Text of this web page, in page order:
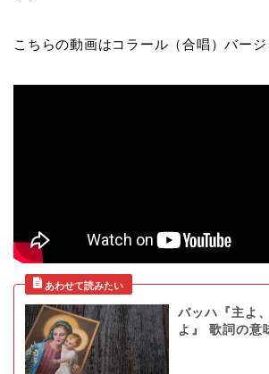
こちらの動画はコラール（合唱）バージ
バッハ『主よ
よ』 歌詞の意